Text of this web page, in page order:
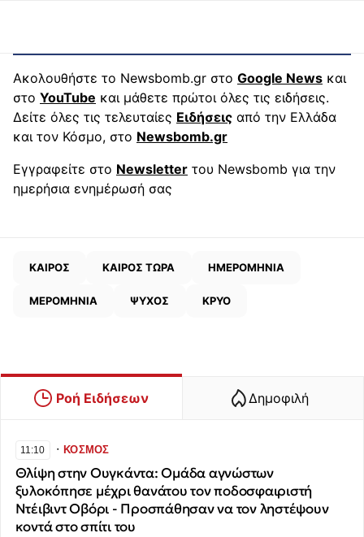
Ακολουθήστε το Newsbomb.gr στο Google News και
στο YouTube και μάθετε πρώτοι όλες τις ειδήσεις.
Δείτε όλες τις τελευταίες Ειδήσεις από την Ελλάδα
και τον Κόσμο, στο Newsbomb.gr
Εγγραφείτε στο Newsletter του Newsbomb για την
ημερήσια ενημέρωσή σας
ΚΑΙΡΟΣ ΚΑΙΡΟΣ ΤΩΡΑ ΗΜΕΡΟΜΗΝΙΑ
ΜΕΡΟΜΗΝΙΑ ΨΥΧΟΣ ΚΡΥΟ
Ροή Ειδήσεων Δημοφιλή
11:10 ∙ΚΟΣΜΟΣ
Θλίψη στην Ουγκάντα: Ομάδα αγνώστων
ξυλοκόπησε μέχρι θανάτου τον ποδοσφαιριστή
Ντέιβιντ Οβόρι - Προσπάθησαν να τον ληστέψουν
κοντά στο σπίτι του